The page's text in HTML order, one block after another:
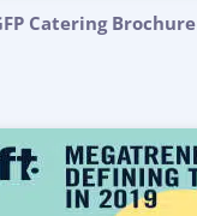
GFP Catering Brochure